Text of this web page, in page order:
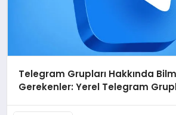
Telegram Grupları Hakkında
Gerekenler: Yerel Telegram